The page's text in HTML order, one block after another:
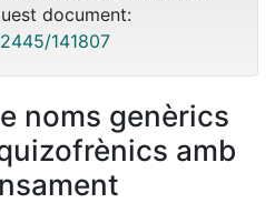
document:
141807
noms genèrics
amb